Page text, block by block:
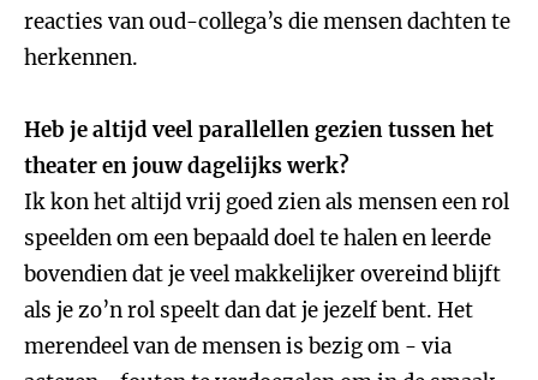
reacties van oud-collega’s die mensen dachten te
herkennen.
Heb je altijd veel parallellen gezien tussen het
theater en jouw dagelijks werk?
Ik kon het altijd vrij goed zien als mensen een rol
speelden om een bepaald doel te halen en leerde
bovendien dat je veel makkelijker overeind blijft
als je zo’n rol speelt dan dat je jezelf bent. Het
merendeel van de mensen is bezig om - via